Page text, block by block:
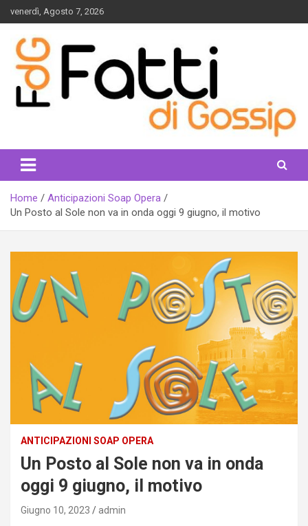
to
content
venerdì, Agosto 7, 2026
fattidigossip.com
Home
Anticipazioni Soap Opera
Un Posto al Sole non va in onda oggi 9 giugno, il motivo
ANTICIPAZIONI SOAP OPERA
Un Posto al Sole non va in onda
oggi 9 giugno, il motivo
Giugno 10, 2023 admin